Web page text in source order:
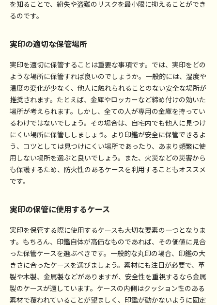
を知ることで、紛失や盗難のリスクを最小限に抑えることができ
るのです。
実印の適切な保管場所
実印を適切に保管することは重要な事項です。では、実印をどの
ような場所に保管すれば良いのでしょうか。一般的には、湿度や
温度の変化が少なく、他人に触れられることのない安全な場所が
推奨されます。たとえば、金庫やロッカーなど締め付けの効いた
場所が考えられます。しかし、全ての人が専用の金庫を持ってい
るわけではないでしょう。その場合は、自宅内でも他人に見つけ
にくい場所に保管ししましょう。より印鑑が安全に保管できるよ
う、コツとしては見つけにくい場所であったり、あまり頻繁に使
用しない場所を選ぶと良いでしょう。また、火災などの災害から
も保護するため、防火性のあるケースを利用することもオススメ
です。
実印の保管に使用するケース
実印を保管する際に使用するケースも大切な要素の一つとなりま
す。もちろん、印鑑自体が高価なものであれば、その価値に見合
った保管ケースを選ぶべきです。一般的な丸印の場合、印鑑の大
きさに合ったケースを選びましょう。素材にも注目が必要で、革
製や木製、金属製などがありますが、安全性を重視するなら金属
製のケースが適しています。ケースの内側はクッション性のある
素材で覆われていることが望ましく、印鑑が動かないように固定